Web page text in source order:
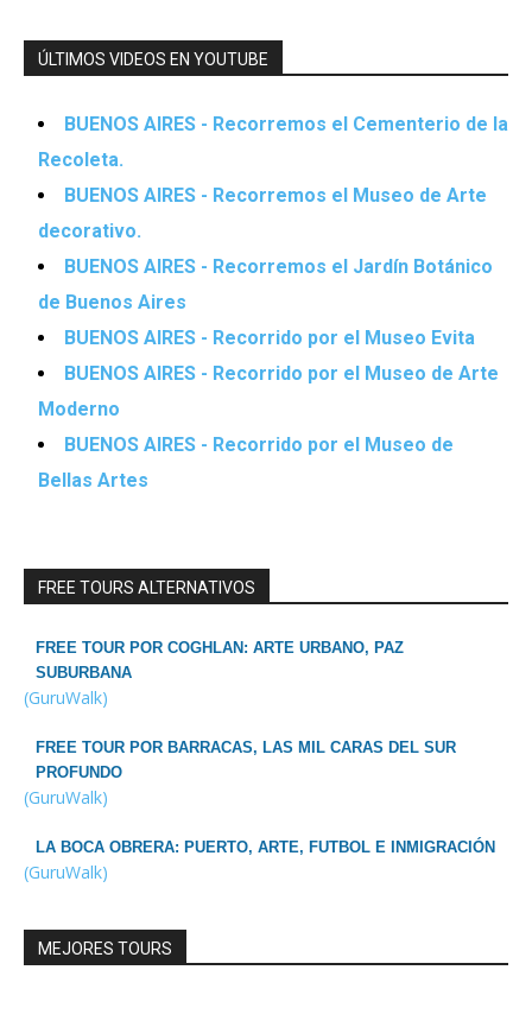
ÚLTIMOS VIDEOS EN YOUTUBE
BUENOS AIRES - Recorremos el Cementerio de la
Recoleta.
BUENOS AIRES - Recorremos el Museo de Arte
decorativo.
BUENOS AIRES - Recorremos el Jardín Botánico
de Buenos Aires
BUENOS AIRES - Recorrido por el Museo Evita
BUENOS AIRES - Recorrido por el Museo de Arte
Moderno
BUENOS AIRES - Recorrido por el Museo de
Bellas Artes
FREE TOURS ALTERNATIVOS
FREE TOUR POR COGHLAN: ARTE URBANO, PAZ
SUBURBANA
(GuruWalk)
FREE TOUR POR BARRACAS, LAS MIL CARAS DEL SUR
PROFUNDO
(GuruWalk)
LA BOCA OBRERA: PUERTO, ARTE, FUTBOL E INMIGRACIÓN
(GuruWalk)
MEJORES TOURS